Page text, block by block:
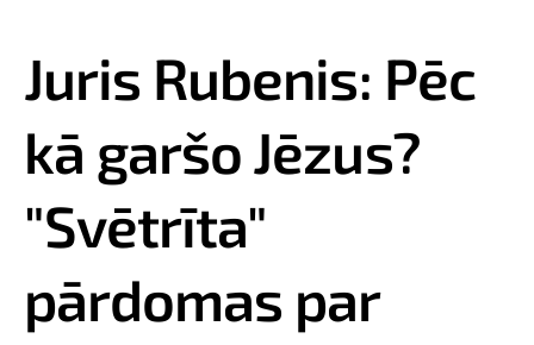
Juris Rubenis: Pēc
kā garšo Jēzus?
"Svētrīta"
pārdomas par